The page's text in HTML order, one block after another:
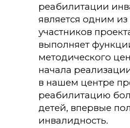
реабилитации
является одним
участников
выполняет
методического
начала
в нашем центре
реабилитацию
детей, впервые
инвалидность.